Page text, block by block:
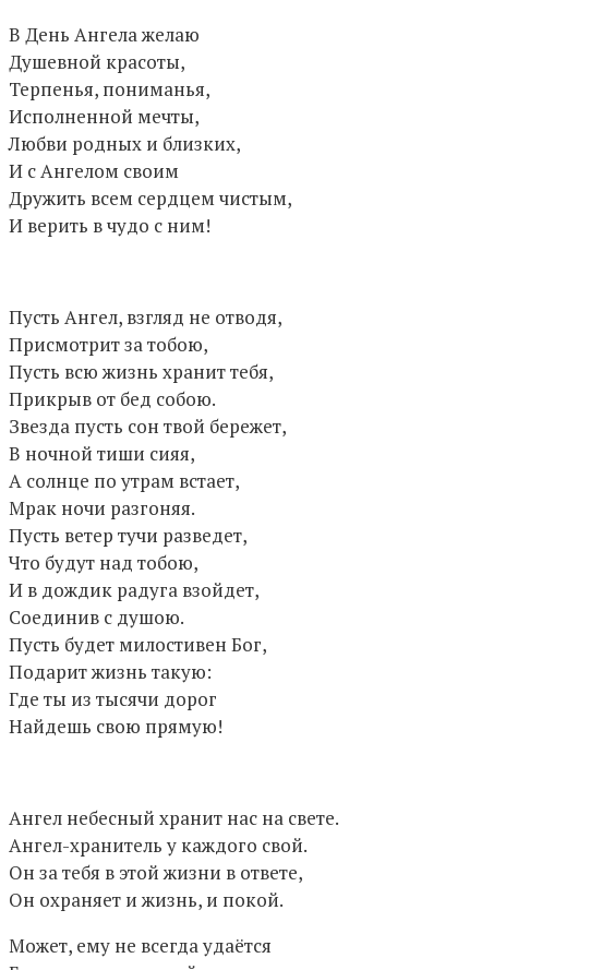
В День Ангела желаю
Душевной красоты,
Терпенья, пониманья,
Исполненной мечты,
Любви родных и близких,
И с Ангелом своим
Дружить всем сердцем чистым,
И верить в чудо с ним!
Пусть Ангел, взгляд не отводя,
Присмотрит за тобою,
Пусть всю жизнь хранит тебя,
Прикрыв от бед собою.
Звезда пусть сон твой бережет,
В ночной тиши сияя,
А солнце по утрам встает,
Мрак ночи разгоняя.
Пусть ветер тучи разведет,
Что будут над тобою,
И в дождик радуга взойдет,
Соединив с душою.
Пусть будет милостивен Бог,
Подарит жизнь такую:
Где ты из тысячи дорог
Найдешь свою прямую!
Ангел небесный хранит нас на свете.
Ангел-хранитель у каждого свой.
Он за тебя в этой жизни в ответе,
Он охраняет и жизнь, и покой.
Может, ему не всегда удаётся